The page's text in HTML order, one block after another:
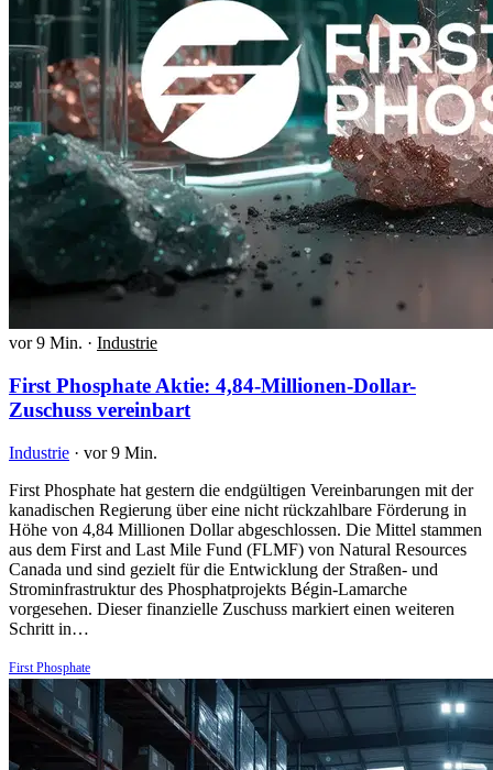
vor 9 Min. · Industrie
First Phosphate Aktie: 4,84-Millionen-Dollar-
Zuschuss vereinbart
Industrie · vor 9 Min.
First Phosphate hat gestern die endgültigen Vereinbarungen mit der
kanadischen Regierung über eine nicht rückzahlbare Förderung in
Höhe von 4,84 Millionen Dollar abgeschlossen. Die Mittel stammen
aus dem First and Last Mile Fund (FLMF) von Natural Resources
Canada und sind gezielt für die Entwicklung der Straßen- und
Strominfrastruktur des Phosphatprojekts Bégin-Lamarche
vorgesehen. Dieser finanzielle Zuschuss markiert einen weiteren
Schritt in…
First Phosphate